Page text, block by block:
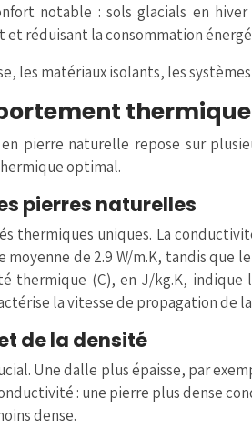
notable : sols glacials en
réduisant la consommation
les matériaux isolants, les
pierre naturelle repose sur
optimal.
pierres naturelles
thermiques uniques. La
de 2.9 W/m.K, tandis que
thermique (C), en J/kg.K,
la vitesse de propagation de
de la densité
Une dalle plus épaisse, par
: une pierre plus dense
dense.